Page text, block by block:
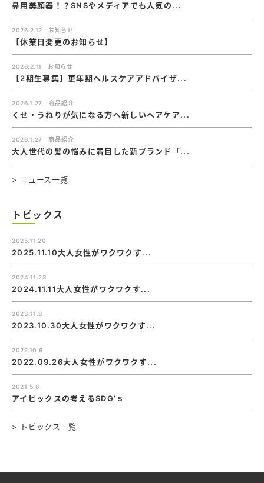
鼻用美顔器！？SNSやメディアでも人気の...
2026.2.12 お知らせ
【休業日変更のお知らせ】
2026.2.11 お知らせ
【2期生募集】更年期ヘルスケアアドバイザ...
2026.1.27 商品紹介
くせ・うねりが気になる方へ新しいヘアケア...
2026.1.27 商品紹介
大人世代の髪の悩みに着目した新ブランド「...
> ニュース一覧
トピックス
2025.11.20
2025.11.10大人女性がワクワクす...
2024.11.23
2024.11.11大人女性がワクワクす...
2023.11.8
2023.10.30大人女性がワクワクす...
2022.10.6
2022.09.26大人女性がワクワクす...
2021.5.8
アイビックスの考えるSDG’ｓ
> トピックス一覧